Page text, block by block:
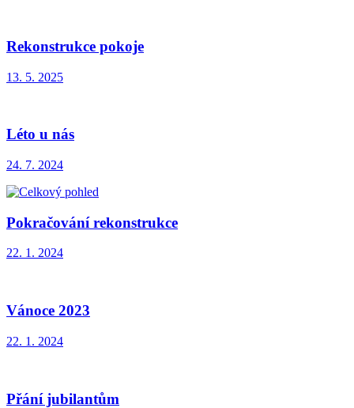
Rekonstrukce pokoje
13. 5. 2025
Léto u nás
24. 7. 2024
Pokračování rekonstrukce
22. 1. 2024
Vánoce 2023
22. 1. 2024
Přání jubilantům